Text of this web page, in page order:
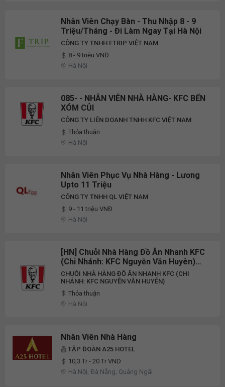
Nhân Viên Chạy Bàn - Thu Nhập 8 - 9
Triệu/Tháng - Đi Làm Ngay Tại Hà Nội
CÔNG TY TNHH FTRIP VIỆT NAM
8 - 9 triệu VNĐ
Hà Nội
085- - NHÂN VIÊN NHÀ HÀNG- KFC BẾN
XÓM CỦI
CÔNG TY LIÊN DOANH TNHH KFC VIỆT NAM
Thỏa thuận
Hà Nội
Nhân Viên Phục Vụ Nhà Hàng - Lương
Upto 11 Triệu
CÔNG TY TNHH QL VIỆT NAM
9 - 11 triệu VNĐ
Hà Nội
[HN] Chuỗi Nhà Hàng Đồ Ăn Nhanh KFC
(Chi Nhánh: KFC Nguyễn Văn Huyên)
Tuyển Dụng Nhân Viên Nhà Hàng Part-
Time 2026
CHUỖI NHÀ HÀNG ĐỒ ĂN NHANH KFC (CHI
NHÁNH: KFC NGUYỄN VĂN HUYÊN)
Thỏa thuận
Hà Nội
Nhân Viên Nhà Hàng
TẬP ĐOÀN A25 HOTEL
10,3 Tr - 20 Tr VND
Hà Nội, Đà Nẵng, Quảng Ngãi